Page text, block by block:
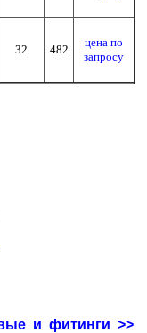
32 482
цена по
запросу
и фитинги >>